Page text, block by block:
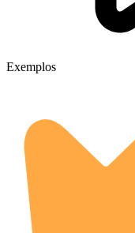
Exemplos